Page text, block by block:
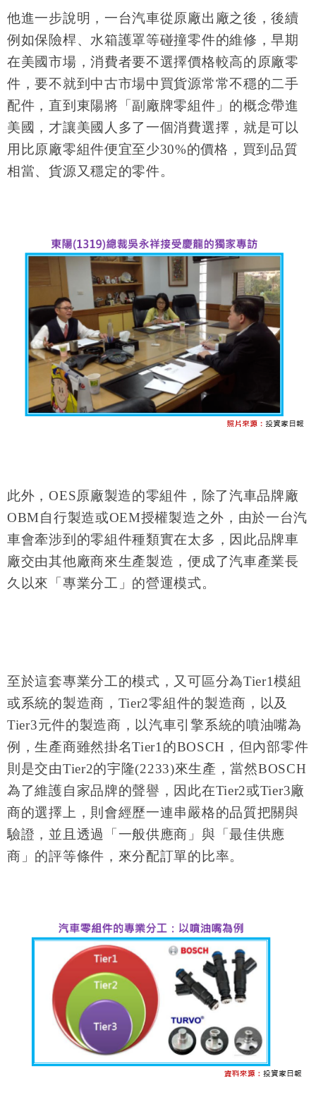
他進一步說明，一台汽車從原廠出廠之後，後續
例如保險桿、水箱護罩等碰撞零件的維修，早期
在美國市場，消費者要不選擇價格較高的原廠零
件，要不就到中古市場中買貨源常常不穩的二手
配件，直到東陽將「副廠牌零組件」的概念帶進
美國，才讓美國人多了一個消費選擇，就是可以
用比原廠零組件便宜至少30%的價格，買到品質
相當、貨源又穩定的零件。
此外，OES原廠製造的零組件，除了汽車品牌廠
OBM自行製造或OEM授權製造之外，由於一台汽
車會牽涉到的零組件種類實在太多，因此品牌車
廠交由其他廠商來生產製造，便成了汽車產業長
久以來「專業分工」的營運模式。
至於這套專業分工的模式，又可區分為Tier1模組
或系統的製造商， Tier2零組件的製造商，以及
Tier3元件的製造商，以汽車引擎系統的噴油嘴為
例，生產商雖然掛名Tier1 的BOSCH ，但內部零件
則是交由Tier2的宇隆(2233)來生產，當然BOSCH
為了維護自家品牌的聲譽，因此在Tier2或Tier3廠
商的選擇上，則會經歷一連串嚴格的品質把關與
驗證，並且透過「一般供應商」與「最佳供應
商」的評等條件，來分配訂單的比率。